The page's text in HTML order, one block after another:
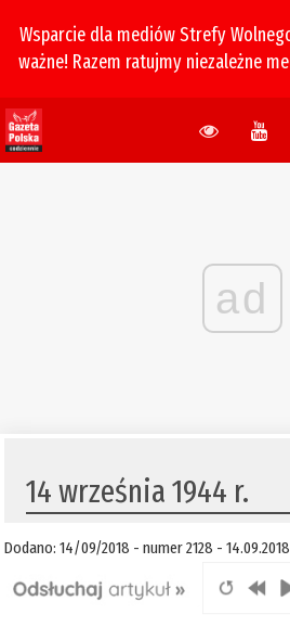
Wsparcie dla mediów Strefy
ważne! Razem ratujmy niezależne
ad
14 września 1944 r.
Dodano: 14/09/2018 - numer 2128 - 14.09.2018